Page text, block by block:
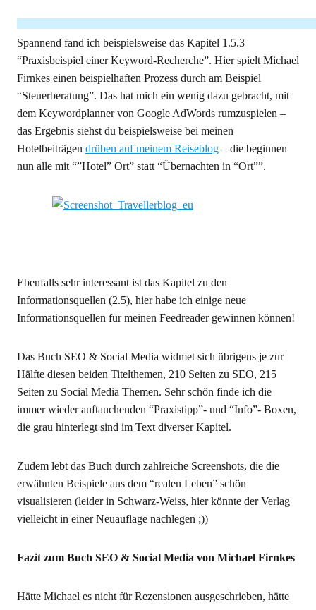
Spannend fand ich beispielsweise das Kapitel 1.5.3
“Praxisbeispiel einer Keyword-Recherche”. Hier spielt Michael
Firnkes einen beispielhaften Prozess durch am Beispiel
“Steuerberatung”. Das hat mich ein wenig dazu gebracht, mit
dem Keywordplanner von Google AdWords rumzuspielen –
das Ergebnis siehst du beispielsweise bei meinen
Hotelbeiträgen drüben auf meinem Reiseblog– die beginnen
nun alle mit “”Hotel” Ort” statt “Übernachten in “Ort””.
Ebenfalls sehr interessant ist das Kapitel zu den
Informationsquellen (2.5), hier habe ich einige neue
Informationsquellen für meinen Feedreader gewinnen können!
Das Buch SEO & Social Media widmet sich übrigens je zur
Hälfte diesen beiden Titelthemen, 210 Seiten zu SEO, 215
Seiten zu Social Media Themen. Sehr schön finde ich die
immer wieder auftauchenden “Praxistipp”- und “Info”- Boxen,
die grau hinterlegt sind im Text diverser Kapitel.
Zudem lebt das Buch durch zahlreiche Screenshots, die die
erwähnten Beispiele aus dem “realen Leben” schön
visualisieren (leider in Schwarz-Weiss, hier könnte der Verlag
vielleicht in einer Neuauflage nachlegen ;))
Fazit zum Buch SEO & Social Media von Michael Firnkes
Hätte Michael es nicht für Rezensionen ausgeschrieben, hätte